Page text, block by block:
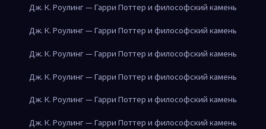
Дж. К. Роулинг — Гарри Поттер и философский камень
Дж. К. Роулинг — Гарри Поттер и философский камень
Дж. К. Роулинг — Гарри Поттер и философский камень
Дж. К. Роулинг — Гарри Поттер и философский камень
Дж. К. Роулинг — Гарри Поттер и философский камень
Дж. К. Роулинг — Гарри Поттер и философский камень